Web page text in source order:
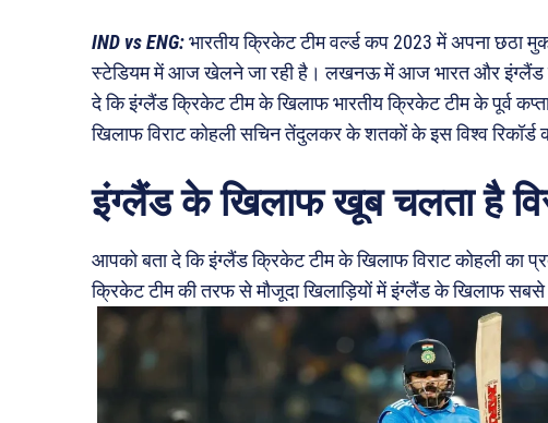
IND vs ENG:भारतीय क्रिकेट टीम वर्ल्ड कप 2023 में अपना
स्टेडियम में आज खेलने जा रही है। लखनऊ में आज भारत और इंग्लैंड
दे कि इंग्लैंड क्रिकेट टीम के खिलाफ भारतीय क्रिकेट टीम के पूर्व
खिलाफ विराट कोहली सचिन तेंदुलकर के शतकों के इस विश्व रिकॉर्ड
इंग्लैंड के खिलाफ खूब चलता है
आपको बता दे कि इंग्लैंड क्रिकेट टीम के खिलाफ विराट कोहली का
क्रिकेट टीम की तरफ से मौजूदा खिलाड़ियों में इंग्लैंड के खिलाफ सबसे